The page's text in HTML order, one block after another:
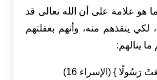
هو علامة على أن الله تعالى قد
ينقذهم منه، وأنهم بغفلتهم
ما ينالهم:
رَسُولًا } (الإسراء 16)